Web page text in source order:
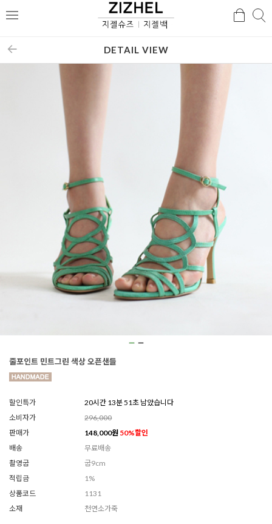
메
검
DETAIL VIEW
줄포인트 민트그린 색상 오픈샌들
할인특가
20시간 13분 49초 남았습니다
소비자가
296,000
판매가
148,000원 50%할인
배송
무료배송
촬영굽
굽9cm
적립금
1%
상품코드
1131
소재
천연소가죽